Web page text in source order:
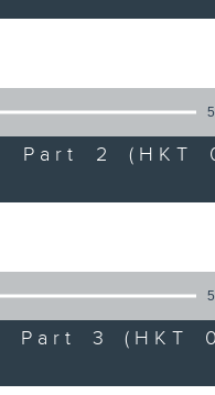
Part 2 (HKT
Part 3 (HKT